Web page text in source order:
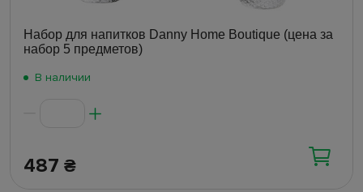
Набор для напитков Danny Home Boutique (цена за
набор 5 предметов)
В наличии
487 ₴